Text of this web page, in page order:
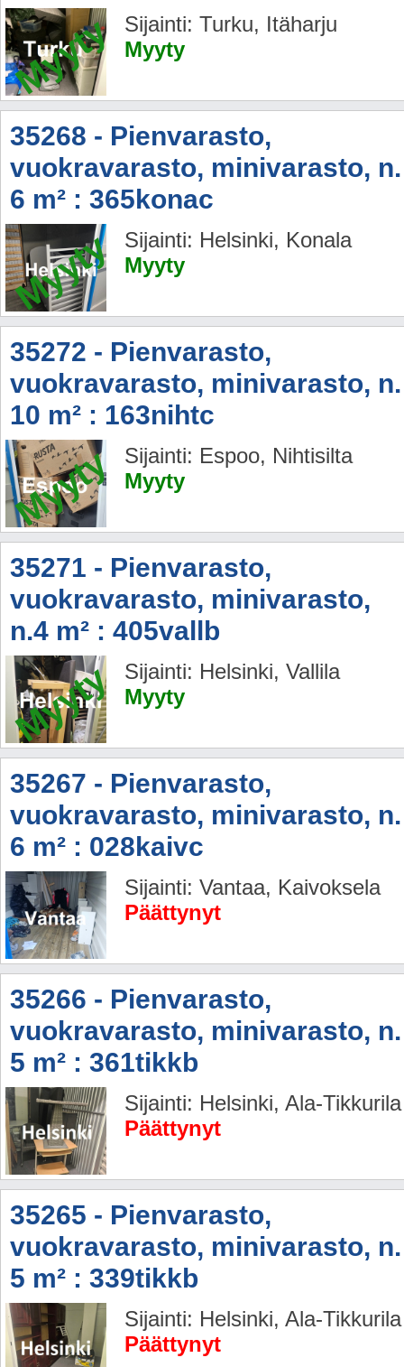
Myyty
Sijainti: Turku, Itäharju
Myyty
35268 - Pienvarasto,
vuokravarasto, minivarasto, n.
6 m² : 365konac
Myyty
Sijainti: Helsinki, Konala
Myyty
35272 - Pienvarasto,
vuokravarasto, minivarasto, n.
10 m² : 163nihtc
Myyty
Sijainti: Espoo, Nihtisilta
Myyty
35271 - Pienvarasto,
vuokravarasto, minivarasto,
n.4 m² : 405vallb
Myyty
Sijainti: Helsinki, Vallila
Myyty
35267 - Pienvarasto,
vuokravarasto, minivarasto, n.
6 m² : 028kaivc
Sijainti: Vantaa, Kaivoksela
Päättynyt
35266 - Pienvarasto,
vuokravarasto, minivarasto, n.
5 m² : 361tikkb
Sijainti: Helsinki, Ala-Tikkurila
Päättynyt
35265 - Pienvarasto,
vuokravarasto, minivarasto, n.
5 m² : 339tikkb
Sijainti: Helsinki, Ala-Tikkurila
Päättynyt